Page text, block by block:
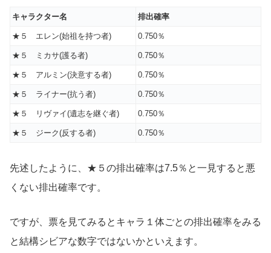
キャラクター名 排出確率
★５ エレン(始祖を持つ者) 0.750％
★５ ミカサ(護る者) 0.750％
★５ アルミン(決意する者) 0.750％
★５ ライナー(抗う者) 0.750％
★５ リヴァイ(遺志を継ぐ者) 0.750％
★５ ジーク(反する者) 0.750％
先述したように、★５の排出確率は7.5％と一見すると悪
くない排出確率です。
ですが、票を見てみるとキャラ１体ごとの排出確率をみる
と結構シビアな数字ではないかといえます。